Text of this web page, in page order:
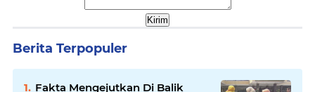
Berita Terpopuler
Fakta Mengejutkan Di Balik